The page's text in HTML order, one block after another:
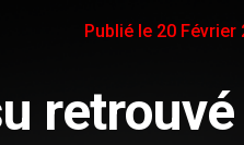
Publié le 20 Février